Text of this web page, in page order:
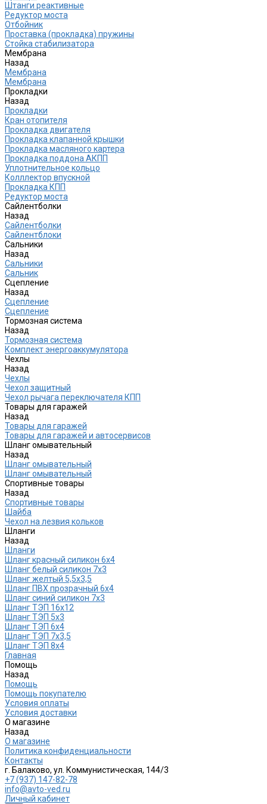
Штанги реактивные
Редуктор моста
Отбойник
Проставка (прокладка) пружины
Стойка стабилизатора
Мембрана
Назад
Мембрана
Мембрана
Прокладки
Назад
Прокладки
Кран отопителя
Прокладка двигателя
Прокладка клапанной крышки
Прокладка масляного картера
Прокладка поддона АКПП
Уплотнительное кольцо
Колллектор впускной
Прокладка КПП
Редуктор моста
Сайлентболки
Назад
Сайлентболки
Сайлентблоки
Сальники
Назад
Сальники
Сальник
Сцепление
Назад
Сцепление
Сцепление
Тормозная система
Назад
Тормозная система
Комплект энергоаккумулятора
Чехлы
Назад
Чехлы
Чехол защитный
Чехол рычага переключателя КПП
Товары для гаражей
Назад
Товары для гаражей
Товары для гаражей и автосервисов
Шланг омывательный
Назад
Шланг омывательный
Шланг омывательный
Спортивные товары
Назад
Спортивные товары
Шайба
Чехол на лезвия кольков
Шланги
Назад
Шланги
Шланг красный силикон 6х4
Шланг белый силикон 7х3
Шланг желтый 5,5х3,5
Шланг ПВХ прозрачный 6х4
Шланг синий силикон 7х3
Шланг ТЭП 16х12
Шланг ТЭП 5х3
Шланг ТЭП 6х4
Шланг ТЭП 7х3,5
Шланг ТЭП 8х4
Главная
Помощь
Назад
Помощь
Помощь покупателю
Условия оплаты
Условия доставки
О магазине
Назад
О магазине
Политика конфиденциальности
Контакты
г. Балаково, ул. Коммунистическая, 144/3
+7 (937) 147-82-78
info@avto-ved.ru
Личный кабинет